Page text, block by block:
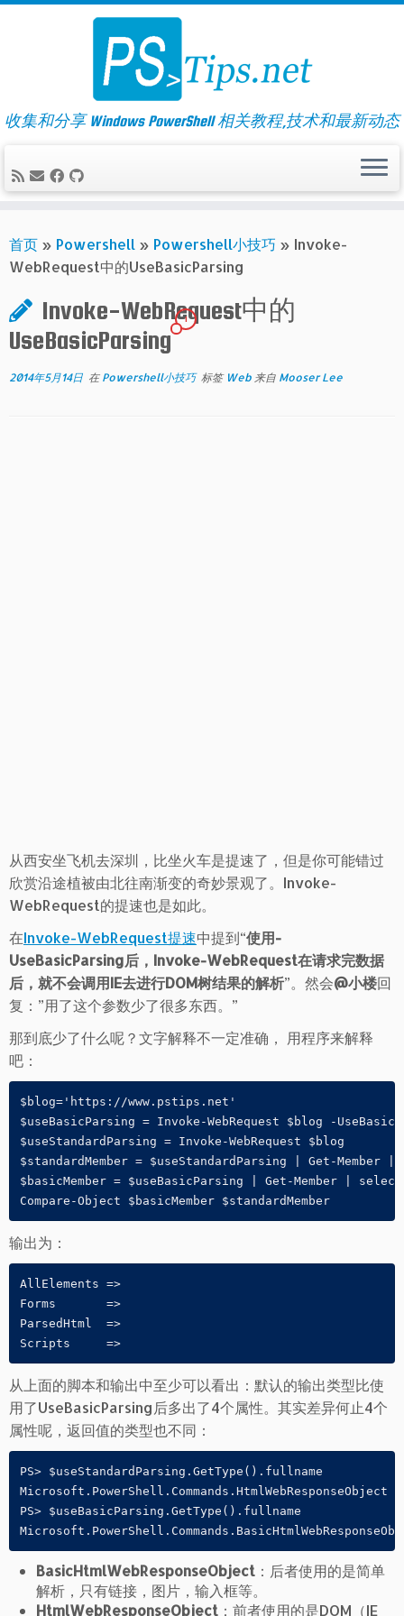
Skip
收集和分享 Windows PowerShell 相关教程,技术和最新动态
首页 » Powershell » Powershell小技巧 » Invoke-
WebRequest中的UseBasicParsing
Invoke-WebRequest中的
UseBasicParsing
1
2014年5月14日 在 Powershell小技巧 标签 Web 来自 Mooser Lee
从西安坐飞机去深圳，比坐火车是提速了，但是你可能错过
欣赏沿途植被由北往南渐变的奇妙景观了。Invoke-
WebRequest的提速也是如此。
在Invoke-WebRequest提速中提到“使用-
UseBasicParsing后，Invoke-WebRequest在请求完数据
后，就不会调用IE去进行DOM树结果的解析”。然会@小楼回
复：”用了这个参数少了很多东西。”
那到底少了什么呢？文字解释不一定准确， 用程序来解释
吧：
$blog='https://www.pstips.net'
$useBasicParsing = Invoke-WebRequest $blog -
$useStandardParsing = Invoke-WebRequest $blog
$standardMember = $useStandardParsing | Get-Member
$basicMember = $useBasicParsing | Get-Member | select
Compare-Object $basicMember $standardMember
输出为：
AllElements =>
Forms       =>
ParsedHtml  =>
Scripts     =>
从上面的脚本和输出中至少可以看出：默认的输出类型比使
用了UseBasicParsing后多出了4个属性。其实差异何止4个
属性呢，返回值的类型也不同：
PS> $useStandardParsing.GetType().fullname
Microsoft.PowerShell.Commands.HtmlWebResponseObject
PS> $useBasicParsing.GetType().fullname
BasicHtmlWebResponseObject ：后者使用的是简单
解析，只有链接，图片，输入框等。
HtmlWebResponseObject ：前者使用的是DOM（IE